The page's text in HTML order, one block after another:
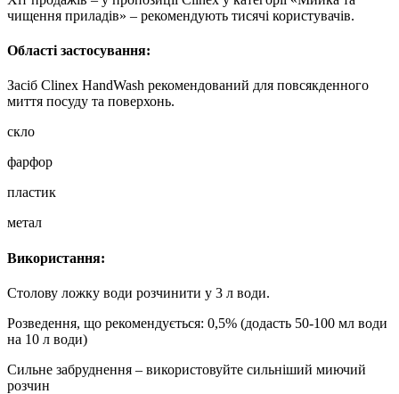
чищення приладів» – рекомендують тисячі користувачів.
Області застосування:
Засіб Clinex HandWash рекомендований для повсякденного
миття посуду та поверхонь.
скло
фарфор
пластик
метал
Використання:
Столову ложку води розчинити у 3 л води.
Розведення, що рекомендується: 0,5% (додасть 50-100 мл води
на 10 л води)
Сильне забруднення – використовуйте сильніший миючий
розчин